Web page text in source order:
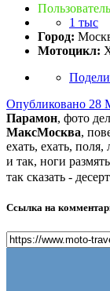
Пользователь
1 тыс
Город:
Мотоцикл:
Опубликовано 28
Парамон, фото
МаксМосква,
ехать, ехать,
и так, ноги размять
так сказать -
Ссылка на